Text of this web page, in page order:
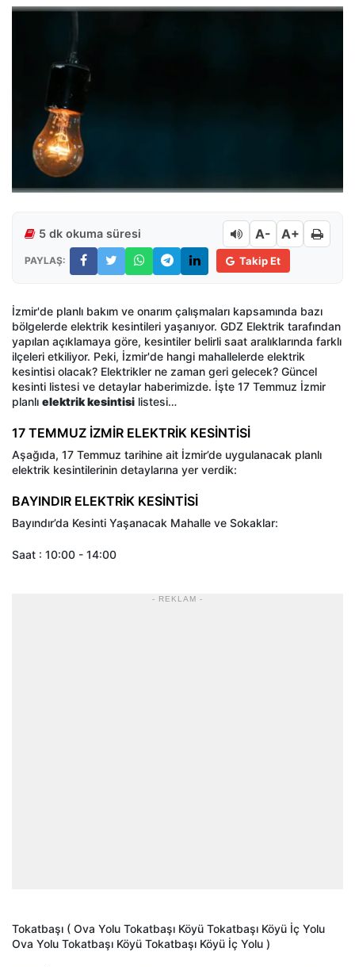
5 dk okuma süresi A- A+
PAYLAŞ: Takip Et
İzmir'de planlı bakım ve onarım çalışmaları kapsamında bazı
bölgelerde elektrik kesintileri yaşanıyor. GDZ Elektrik tarafından
yapılan açıklamaya göre, kesintiler belirli saat aralıklarında farklı
ilçeleri etkiliyor. Peki, İzmir'de hangi mahallelerde elektrik
kesintisi olacak? Elektrikler ne zaman geri gelecek? Güncel
kesinti listesi ve detaylar haberimizde. İşte 17 Temmuz İzmir
planlı elektrik kesintisi listesi…
17 TEMMUZ İZMİR ELEKTRİK KESİNTİSİ
Aşağıda, 17 Temmuz tarihine ait İzmir’de uygulanacak planlı
elektrik kesintilerinin detaylarına yer verdik:
BAYINDIR ELEKTRİK KESİNTİSİ
Bayındır’da Kesinti Yaşanacak Mahalle ve Sokaklar:
Saat : 10:00 - 14:00
- REKLAM -
Tokatbaşı ( Ova Yolu Tokatbaşı Köyü Tokatbaşı Köyü İç Yolu
Ova Yolu Tokatbaşı Köyü Tokatbaşı Köyü İç Yolu )